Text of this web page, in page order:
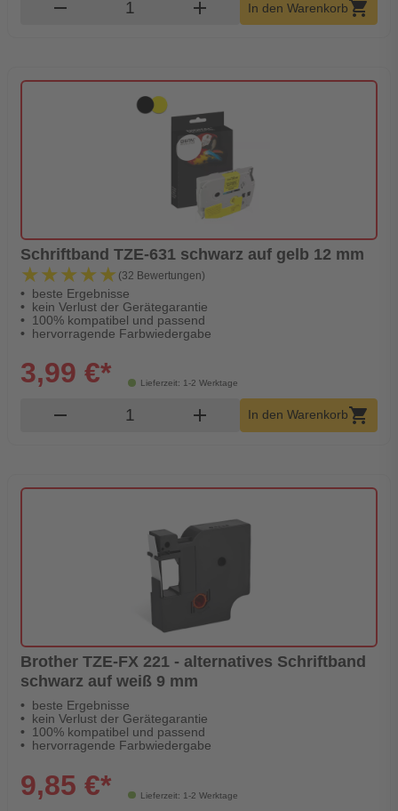
remove add In den Warenkorb shopping_cart
Schriftband TZE-631 schwarz auf gelb 12 mm
★★★★★
★★★★★ (32 Bewertungen)
beste Ergebnisse
kein Verlust der Gerätegarantie
100% kompatibel und passend
hervorragende Farbwiedergabe
Lieferzeit: 1-2 Werktage
3,99 €*
remove Produkt Warenkorb Menge
add In den Warenkorbshopping_cart
Brother TZE-FX 221 - alternatives Schriftband
schwarz auf weiß 9 mm
beste Ergebnisse
kein Verlust der Gerätegarantie
100% kompatibel und passend
hervorragende Farbwiedergabe
Lieferzeit: 1-2 Werktage
9,85 €*